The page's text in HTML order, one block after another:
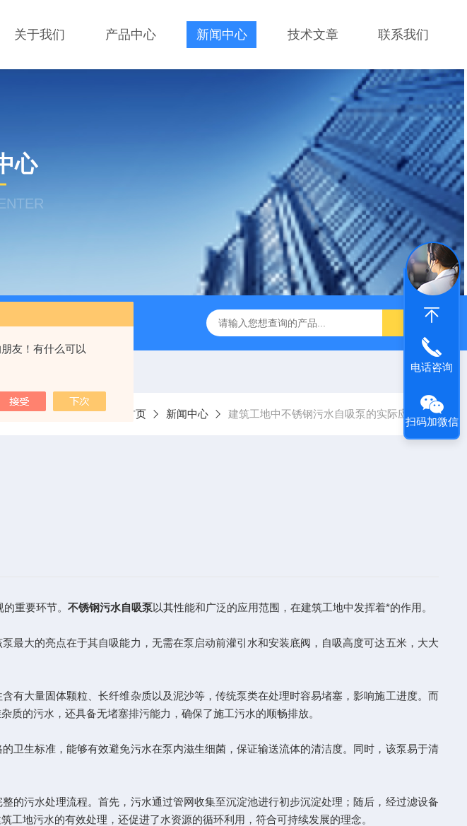
友！有什么可以
关于我们 产品中心 新闻中心 技术文章 联系我们
心
QZZS防汛抢险自吸泵 高吸程自吸泵 IHG不锈钢立式离心泵
当前位置： 首页 新闻中心 建筑工地中不锈钢污水自吸泵的实际应用
重要环节。不锈钢污水自吸泵以其性能和广泛的应用范围，在建筑工地中发挥着*的作用。
大的亮点在于其自吸能力，无需在泵启动前灌引水和安装底阀，自吸高度可达五米，大大
大量固体颗粒、长纤维杂质以及泥沙等，传统泵类在处理时容易堵塞，影响施工进度。而
的污水，还具备无堵塞排污能力，确保了施工污水的顺畅排放。
生标准，能够有效避免污水在泵内滋生细菌，保证输送流体的清洁度。同时，该泵易于清
污水处理流程。首先，污水通过管网收集至沉淀池进行初步沉淀处理；随后，经过滤设备
地污水的有效处理，还促进了水资源的循环利用，符合可持续发展的理念。
电话咨询
扫码加微信